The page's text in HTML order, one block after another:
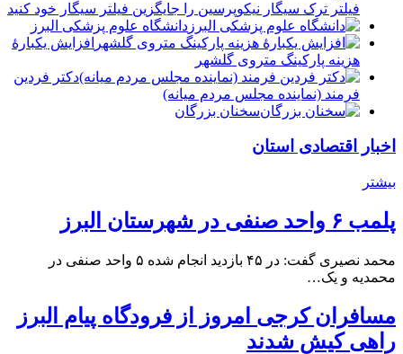
فیلتر ترک سیگار نیکوپرسین را جایگزین فیلتر سیگار خود کنید
دانشگاه علوم پزشکی البرز
افزایش یکبارۀ
هزینه پارکینگ متروی گلشهر
دكتر فردين
فرمند (نماينده مجلس مردم میانه)
سخنان بزرگان
اخبار اقتصادی استان
بیشتر
پلمب ۶ واحد صنفی در شهرستان البرز
محمد نصیری گفت: در ۴۵ بازدید انجام شده ۵ واحد صنفی در
محمدیه و یک…
مسافران کرجی امروز از فرودگاه پیام البرز
راهی کیش شدند